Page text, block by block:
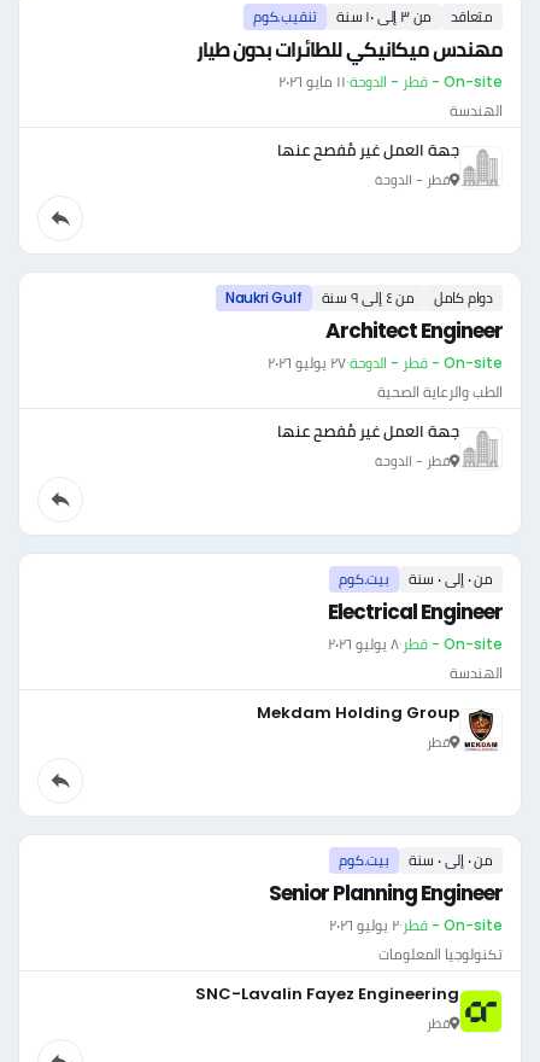
متعاقد من ٣ إلى ١٠ سنة تنقيب.كوم
مهندس ميكانيكي للطائرات بدون طيار
On-site - قطر - الدوحة ·١١ مايو ٢٠٢٦
الهندسة
جهة العمل غير مُفصح عنها
قطر - الدوحة
دوام كامل من ٤ إلى ٩ سنة Naukri Gulf
Architect Engineer
On-site - قطر - الدوحة ·٢٧ يوليو ٢٠٢٦
الطب والرعاية الصحية
جهة العمل غير مُفصح عنها
قطر - الدوحة
من ٠ إلى ٠ سنة بيت.كوم
Electrical Engineer
On-site - قطر ·٨ يوليو ٢٠٢٦
الهندسة
Mekdam Holding Group
قطر
من ٠ إلى ٠ سنة بيت.كوم
Senior Planning Engineer
On-site - قطر ·٢ يوليو ٢٠٢٦
تكنولوجيا المعلومات
SNC-Lavalin Fayez Engineering
قطر